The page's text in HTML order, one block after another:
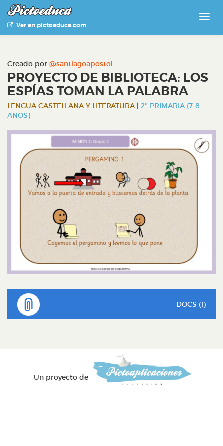
Ver en pictoeduca.com
Creado por @santiagoapostol
PROYECTO DE BIBLIOTECA: LOS
ESPÍAS TOMAN LA PALABRA
LENGUA CASTELLANA Y LITERATURA| 2º PRIMARIA (7-8
AÑOS)
DOCS (1)
Un proyecto de